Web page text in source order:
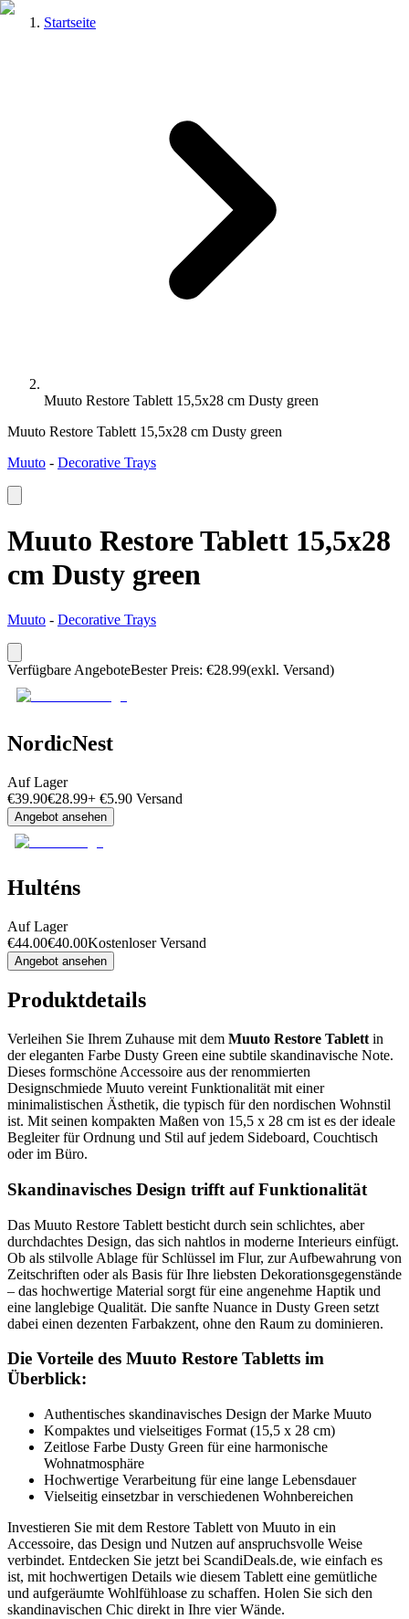
Startseite
Muuto Restore Tablett 15,5x28 cm Dusty green
Muuto Restore Tablett 15,5x28 cm Dusty green
Muuto - Decorative Trays
Muuto Restore Tablett 15,5x28
cm Dusty green
Muuto - Decorative Trays
Verfügbare AngeboteBester Preis: €28.99(exkl. Versand)
NordicNest
Auf Lager
€39.90€28.99+ €5.90 Versand
Angebot ansehen
Hulténs
Auf Lager
€44.00€40.00Kostenloser Versand
Angebot ansehen
Produktdetails
Verleihen Sie Ihrem Zuhause mit dem Muuto Restore Tablett in
der eleganten Farbe Dusty Green eine subtile skandinavische Note.
Dieses formschöne Accessoire aus der renommierten
Designschmiede Muuto vereint Funktionalität mit einer
minimalistischen Ästhetik, die typisch für den nordischen Wohnstil
ist. Mit seinen kompakten Maßen von 15,5 x 28 cm ist es der ideale
Begleiter für Ordnung und Stil auf jedem Sideboard, Couchtisch
oder im Büro.
Skandinavisches Design trifft auf Funktionalität
Das Muuto Restore Tablett besticht durch sein schlichtes, aber
durchdachtes Design, das sich nahtlos in moderne Interieurs einfügt.
Ob als stilvolle Ablage für Schlüssel im Flur, zur Aufbewahrung von
Zeitschriften oder als Basis für Ihre liebsten Dekorationsgegenstände
– das hochwertige Material sorgt für eine angenehme Haptik und
eine langlebige Qualität. Die sanfte Nuance in Dusty Green setzt
dabei einen dezenten Farbakzent, ohne den Raum zu dominieren.
Die Vorteile des Muuto Restore Tabletts im
Überblick:
Authentisches skandinavisches Design der Marke Muuto
Kompaktes und vielseitiges Format (15,5 x 28 cm)
Zeitlose Farbe Dusty Green für eine harmonische
Wohnatmosphäre
Hochwertige Verarbeitung für eine lange Lebensdauer
Vielseitig einsetzbar in verschiedenen Wohnbereichen
Investieren Sie mit dem Restore Tablett von Muuto in ein
Accessoire, das Design und Nutzen auf anspruchsvolle Weise
verbindet. Entdecken Sie jetzt bei ScandiDeals.de, wie einfach es
ist, mit hochwertigen Details wie diesem Tablett eine gemütliche
und aufgeräumte Wohlfühloase zu schaffen. Holen Sie sich den
skandinavischen Chic direkt in Ihre vier Wände.